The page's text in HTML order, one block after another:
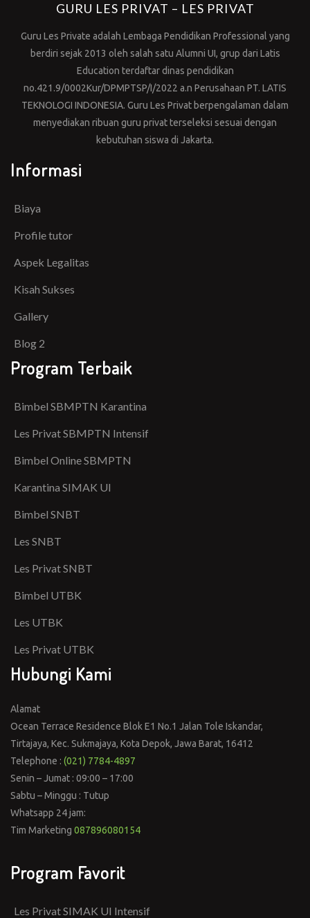
GURU LES PRIVAT – LES PRIVAT
Guru Les Private adalah Lembaga Pendidikan Professional yang
berdiri sejak 2013 oleh salah satu Alumni UI, grup dari Latis
Education terdaftar dinas pendidikan
no.421.9/0002Kur/DPMPTSP/I/2022 a.n Perusahaan PT. LATIS
TEKNOLOGI INDONESIA. Guru Les Privat berpengalaman dalam
menyediakan ribuan guru privat terseleksi sesuai dengan
kebutuhan siswa di Jakarta.
Informasi
Biaya
Profile tutor
Aspek Legalitas
Kisah Sukses
Gallery
Blog 2
Program Terbaik
Bimbel SBMPTN Karantina
Les Privat SBMPTN Intensif
Bimbel Online SBMPTN
Karantina SIMAK UI
Bimbel SNBT
Les SNBT
Les Privat SNBT
Bimbel UTBK
Les UTBK
Les Privat UTBK
Hubungi Kami
Alamat
Ocean Terrace Residence Blok E1 No.1 Jalan Tole Iskandar,
Tirtajaya, Kec. Sukmajaya, Kota Depok, Jawa Barat, 16412
Telephone : (021) 7784-4897
Senin – Jumat : 09:00 – 17:00
Sabtu – Minggu : Tutup
Whatsapp 24 jam:
Tim Marketing 087896080154
Program Favorit
Les Privat SIMAK UI Intensif